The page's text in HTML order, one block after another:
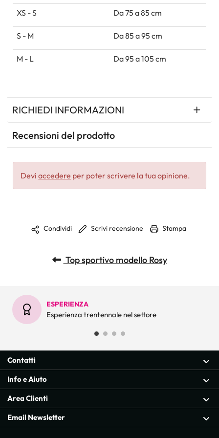
XS - S Da 75 a 85 cm
S - M Da 85 a 95 cm
M - L Da 95 a 105 cm
RICHIEDI INFORMAZIONI
Recensioni del prodotto
Deviaccedere per poter scrivere la tua opinione.
Condividi Scrivi recensione Stampa
Top sportivo modello Rosy
ESPERIENZA
Esperienza trentennale nel settore
Contatti
Info e Aiuto
Area Clienti
Email Newsletter